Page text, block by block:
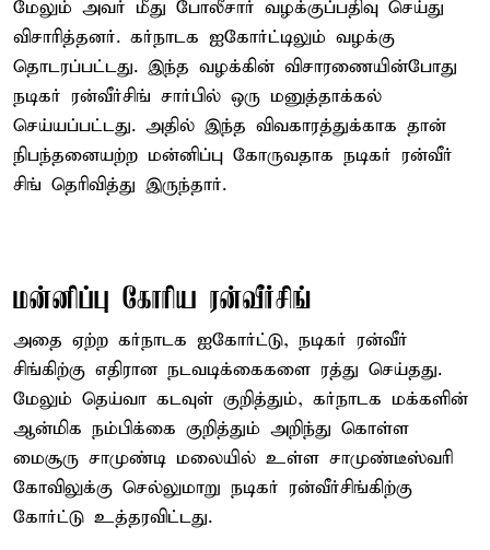
மேலும் அவர் மீது போலீசார் வழக்குப்பதிவு செய்து
விசாரித்தனர். கர்நாடக ஐகோர்ட்டிலும் வழக்கு
தொடரப்பட்டது. இந்த வழக்கின் விசாரணையின்போது
நடிகர் ரன்வீர்சிங் சார்பில் ஒரு மனுத்தாக்கல்
செய்யப்பட்டது. அதில் இந்த விவகாரத்துக்காக தான்
நிபந்தனையற்ற மன்னிப்பு கோருவதாக நடிகர் ரன்வீர்
சிங் தெரிவித்து இருந்தார்.
மன்னிப்பு கோரிய ரன்வீர்சிங்
அதை ஏற்ற கர்நாடக ஐகோர்ட்டு, நடிகர் ரன்வீர்
சிங்கிற்கு எதிரான நடவடிக்கைகளை ரத்து செய்தது.
மேலும் தெய்வா கடவுள் குறித்தும், கர்நாடக மக்களின்
ஆன்மிக நம்பிக்கை குறித்தும் அறிந்து கொள்ள
மைசூரு சாமுண்டி மலையில் உள்ள சாமுண்டீஸ்வரி
கோவிலுக்கு செல்லுமாறு நடிகர் ரன்வீர்சிங்கிற்கு
கோர்ட்டு உத்தரவிட்டது.